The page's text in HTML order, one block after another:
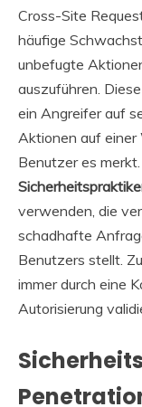
Cross-Site
häufige
unbefugte
auszuführen.
ein Angreifer auf
Aktionen auf einer
Benutzer es merkt.
verwenden, die
schadhafte
Benutzers stellt.
immer durch eine
Autorisierung